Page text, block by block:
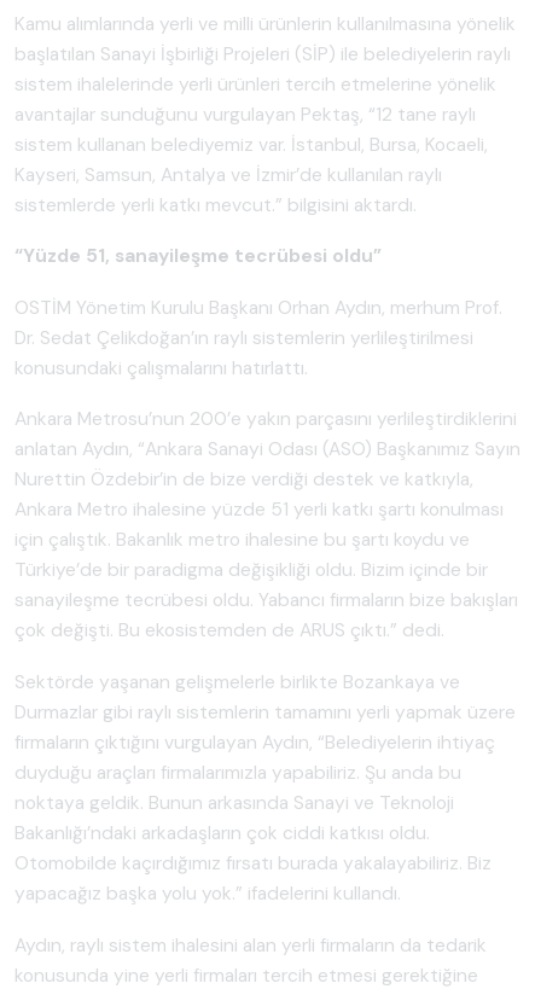
Kamu alımlarında yerli ve milli ürünlerin kullanılmasına yönelik
başlatılan Sanayi İşbirliği Projeleri (SİP) ile belediyelerin raylı
sistem ihalelerinde yerli ürünleri tercih etmelerine yönelik
avantajlar sunduğunu vurgulayan Pektaş, “12 tane raylı
sistem kullanan belediyemiz var. İstanbul, Bursa, Kocaeli,
Kayseri, Samsun, Antalya ve İzmir’de kullanılan raylı
sistemlerde yerli katkı mevcut.” bilgisini aktardı.
“Yüzde 51, sanayileşme tecrübesi oldu”
OSTİM Yönetim Kurulu Başkanı Orhan Aydın, merhum Prof.
Dr. Sedat Çelikdoğan’ın raylı sistemlerin yerlileştirilmesi
konusundaki çalışmalarını hatırlattı.
Ankara Metrosu’nun 200’e yakın parçasını yerlileştirdiklerini
anlatan Aydın, “Ankara Sanayi Odası (ASO) Başkanımız Sayın
Nurettin Özdebir’in de bize verdiği destek ve katkıyla,
Ankara Metro ihalesine yüzde 51 yerli katkı şartı konulması
için çalıştık. Bakanlık metro ihalesine bu şartı koydu ve
Türkiye’de bir paradigma değişikliği oldu. Bizim içinde bir
sanayileşme tecrübesi oldu. Yabancı firmaların bize bakışları
çok değişti. Bu ekosistemden de ARUS çıktı.” dedi.
Sektörde yaşanan gelişmelerle birlikte Bozankaya ve
Durmazlar gibi raylı sistemlerin tamamını yerli yapmak üzere
firmaların çıktığını vurgulayan Aydın, “Belediyelerin ihtiyaç
duyduğu araçları firmalarımızla yapabiliriz. Şu anda bu
noktaya geldik. Bunun arkasında Sanayi ve Teknoloji
Bakanlığı’ndaki arkadaşların çok ciddi katkısı oldu.
Otomobilde kaçırdığımız fırsatı burada yakalayabiliriz. Biz
yapacağız başka yolu yok.” ifadelerini kullandı.
Aydın, raylı sistem ihalesini alan yerli firmaların da tedarik
konusunda yine yerli firmaları tercih etmesi gerektiğine